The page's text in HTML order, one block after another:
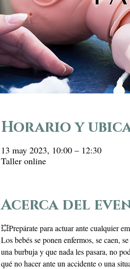
Horario y
13 may 2023, 10:00 – 12:30
Taller online
Acerca del
💥Prepárate para actuar ante cualquier
Los bebés se ponen enfermos, se caen,
una burbuja y que nada les pasara, no
qué no hacer ante un accidente o una